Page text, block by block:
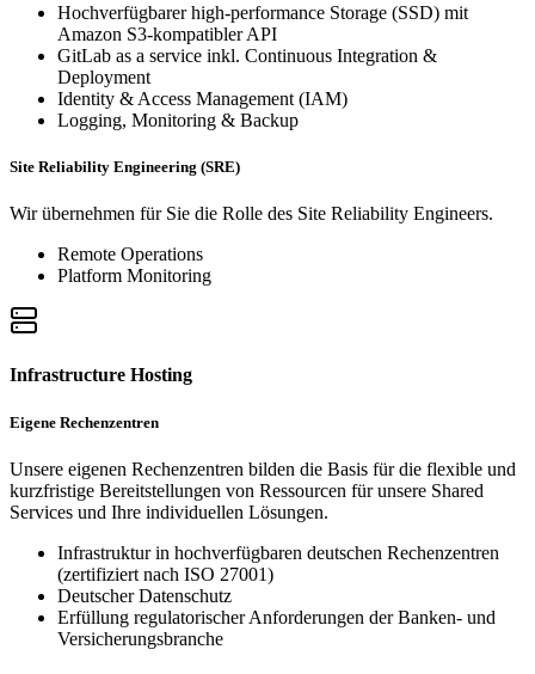
Hochverfügbarer high-performance Storage (SSD) mit
Amazon S3-kompatibler API
GitLab as a service inkl. Continuous Integration &
Deployment
Identity & Access Management (IAM)
Logging, Monitoring & Backup
Site Reliability Engineering (SRE)
Wir übernehmen für Sie die Rolle des Site Reliability Engineers.
Remote Operations
Platform Monitoring
Infrastructure Hosting
Eigene Rechenzentren
Unsere eigenen Rechenzentren bilden die Basis für die flexible und
kurzfristige Bereitstellungen von Ressourcen für unsere Shared
Services und Ihre individuellen Lösungen.
Infrastruktur in hochverfügbaren deutschen Rechenzentren
(zertifiziert nach ISO 27001)
Deutscher Datenschutz
Erfüllung regulatorischer Anforderungen der Banken- und
Versicherungsbranche